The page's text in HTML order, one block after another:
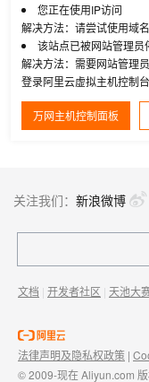
您正在使用IP访问
解决方法：请尝试使用域名
该站点已被网站管理员
解决方法：需要网站管理
登录阿里云虚拟主机控制台
万网主机控制面板